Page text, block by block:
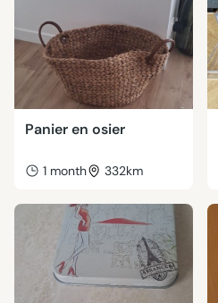
Panier en osier
1 month 332km